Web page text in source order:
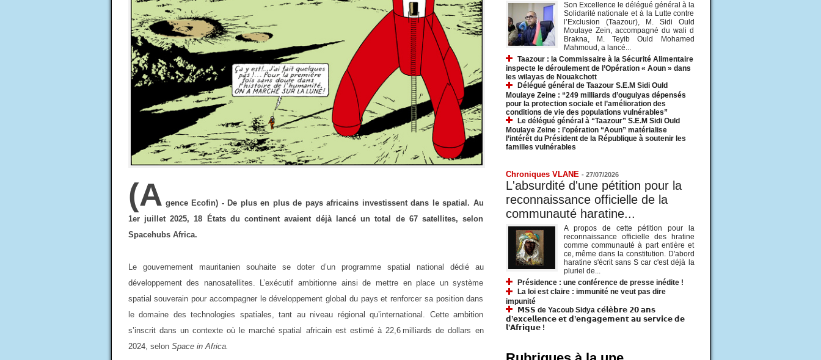
(A gence Ecofin) - De plus en plus de pays africains investissent dans le spatial. Au
1er juillet 2025, 18 États du continent avaient déjà lancé un total de 67 satellites, selon
Spacehubs Africa.
Le gouvernement mauritanien souhaite se doter d’un programme spatial national dédié au
développement des nanosatellites. L’exécutif ambitionne ainsi de mettre en place un système
spatial souverain pour accompagner le développement global du pays et renforcer sa position dans
le domaine des technologies spatiales, tant au niveau régional qu’international. Cette ambition
s’inscrit dans un contexte où le marché spatial africain est estimé à 22,6 milliards de dollars en
2024, selon Space in Africa.
Son Excellence le délégué général à la
Solidarité nationale et à la Lutte contre
l’Exclusion (Taazour), M. Sidi Ould
Moulaye Zein, accompagné du wali d
Brakna, M. Teyib Ould Mohamed
Mahmoud, a lancé...
Taazour : la Commissaire à la Sécurité Alimentaire
inspecte le déroulement de l’Opération « Aoun » dans
les wilayas de Nouakchott
Délégué général de Taazour S.E.M Sidi Ould
Moulaye Zeine : “249 milliards d’ouguiyas dépensés
pour la protection sociale et l’amélioration des
conditions de vie des populations vulnérables”
Le délégué général à “Taazour” S.E.M Sidi Ould
Moulaye Zeine : l’opération “Aoun” matérialise
l’intérêt du Président de la République à soutenir les
familles vulnérables
Chroniques VLANE - 27/07/2026
L'absurdité d'une pétition pour la
reconnaissance officielle de la
communauté haratine...
A propos de cette pétition pour la
reconnaissance officielle des hratine
comme communauté à part entière et
ce, même dans la constitution. D'abord
haratine s'écrit sans S car c'est déjà la
pluriel de...
Présidence : une conférence de presse inédite !
La loi est claire : immunité ne veut pas dire
impunité
𝗠𝗦𝗦 de Yacoub Sidya 𝗰𝗲́𝗹𝗲̀𝗯𝗿𝗲 𝟮𝟬 𝗮𝗻𝘀
𝗱’𝗲𝘅𝗰𝗲𝗹𝗹𝗲𝗻𝗰𝗲 𝗲𝘁 𝗱’𝗲𝗻𝗴𝗮𝗴𝗲𝗺𝗲𝗻𝘁 𝗮𝘂 𝘀𝗲𝗿𝘃𝗶𝗰𝗲 𝗱𝗲
𝗹’𝗔𝗳𝗿𝗶𝗾𝘂𝗲 !